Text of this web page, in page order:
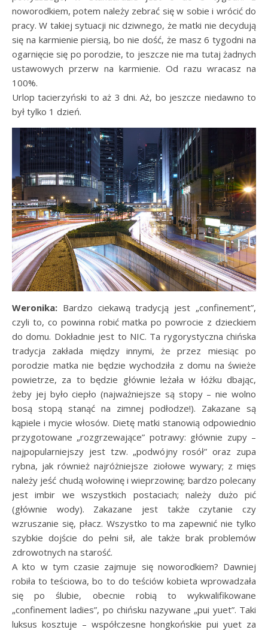
noworodkiem, potem należy zebrać się w sobie i wrócić do
pracy. W takiej sytuacji nic dziwnego, że matki nie decydują
się na karmienie piersią, bo nie dość, że masz 6 tygodni na
ogarnięcie się po porodzie, to jeszcze nie ma tutaj żadnych
ustawowych przerw na karmienie. Od razu wracasz na
100%.
Urlop tacierzyński to aż 3 dni. Aż, bo jeszcze niedawno to
był tylko 1 dzień.
Weronika: Bardzo ciekawą tradycją jest „confinement”,
czyli to, co powinna robić matka po powrocie z dzieckiem
do domu. Dokładnie jest to NIC. Ta rygorystyczna chińska
tradycja zakłada między innymi, że przez miesiąc po
porodzie matka nie będzie wychodziła z domu na świeże
powietrze, za to będzie głównie leżała w łóżku dbając,
żeby jej było ciepło (najważniejsze są stopy – nie wolno
bosą stopą stanąć na zimnej podłodze!). Zakazane są
kąpiele i mycie włosów. Dietę matki stanowią odpowiednio
przygotowane „rozgrzewające” potrawy: głównie zupy –
najpopularniejszy jest tzw. „podwójny rosół” oraz zupa
rybna, jak również najróżniejsze ziołowe wywary; z mięs
należy jeść chudą wołowinę i wieprzowinę; bardzo polecany
jest imbir we wszystkich postaciach; należy dużo pić
(głównie wody). Zakazane jest także czytanie czy
wzruszanie się, płacz. Wszystko to ma zapewnić nie tylko
szybkie dojście do pełni sił, ale także brak problemów
zdrowotnych na starość.
A kto w tym czasie zajmuje się noworodkiem? Dawniej
robiła to teściowa, bo to do teściów kobieta wprowadzała
się po ślubie, obecnie robią to wykwalifikowane
„confinement ladies”, po chińsku nazywane „pui yuet”. Taki
luksus kosztuje – współczesne hongkońskie pui yuet za